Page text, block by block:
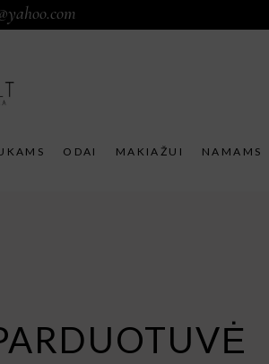
ODAI MAKIAŽUI NAMAMS